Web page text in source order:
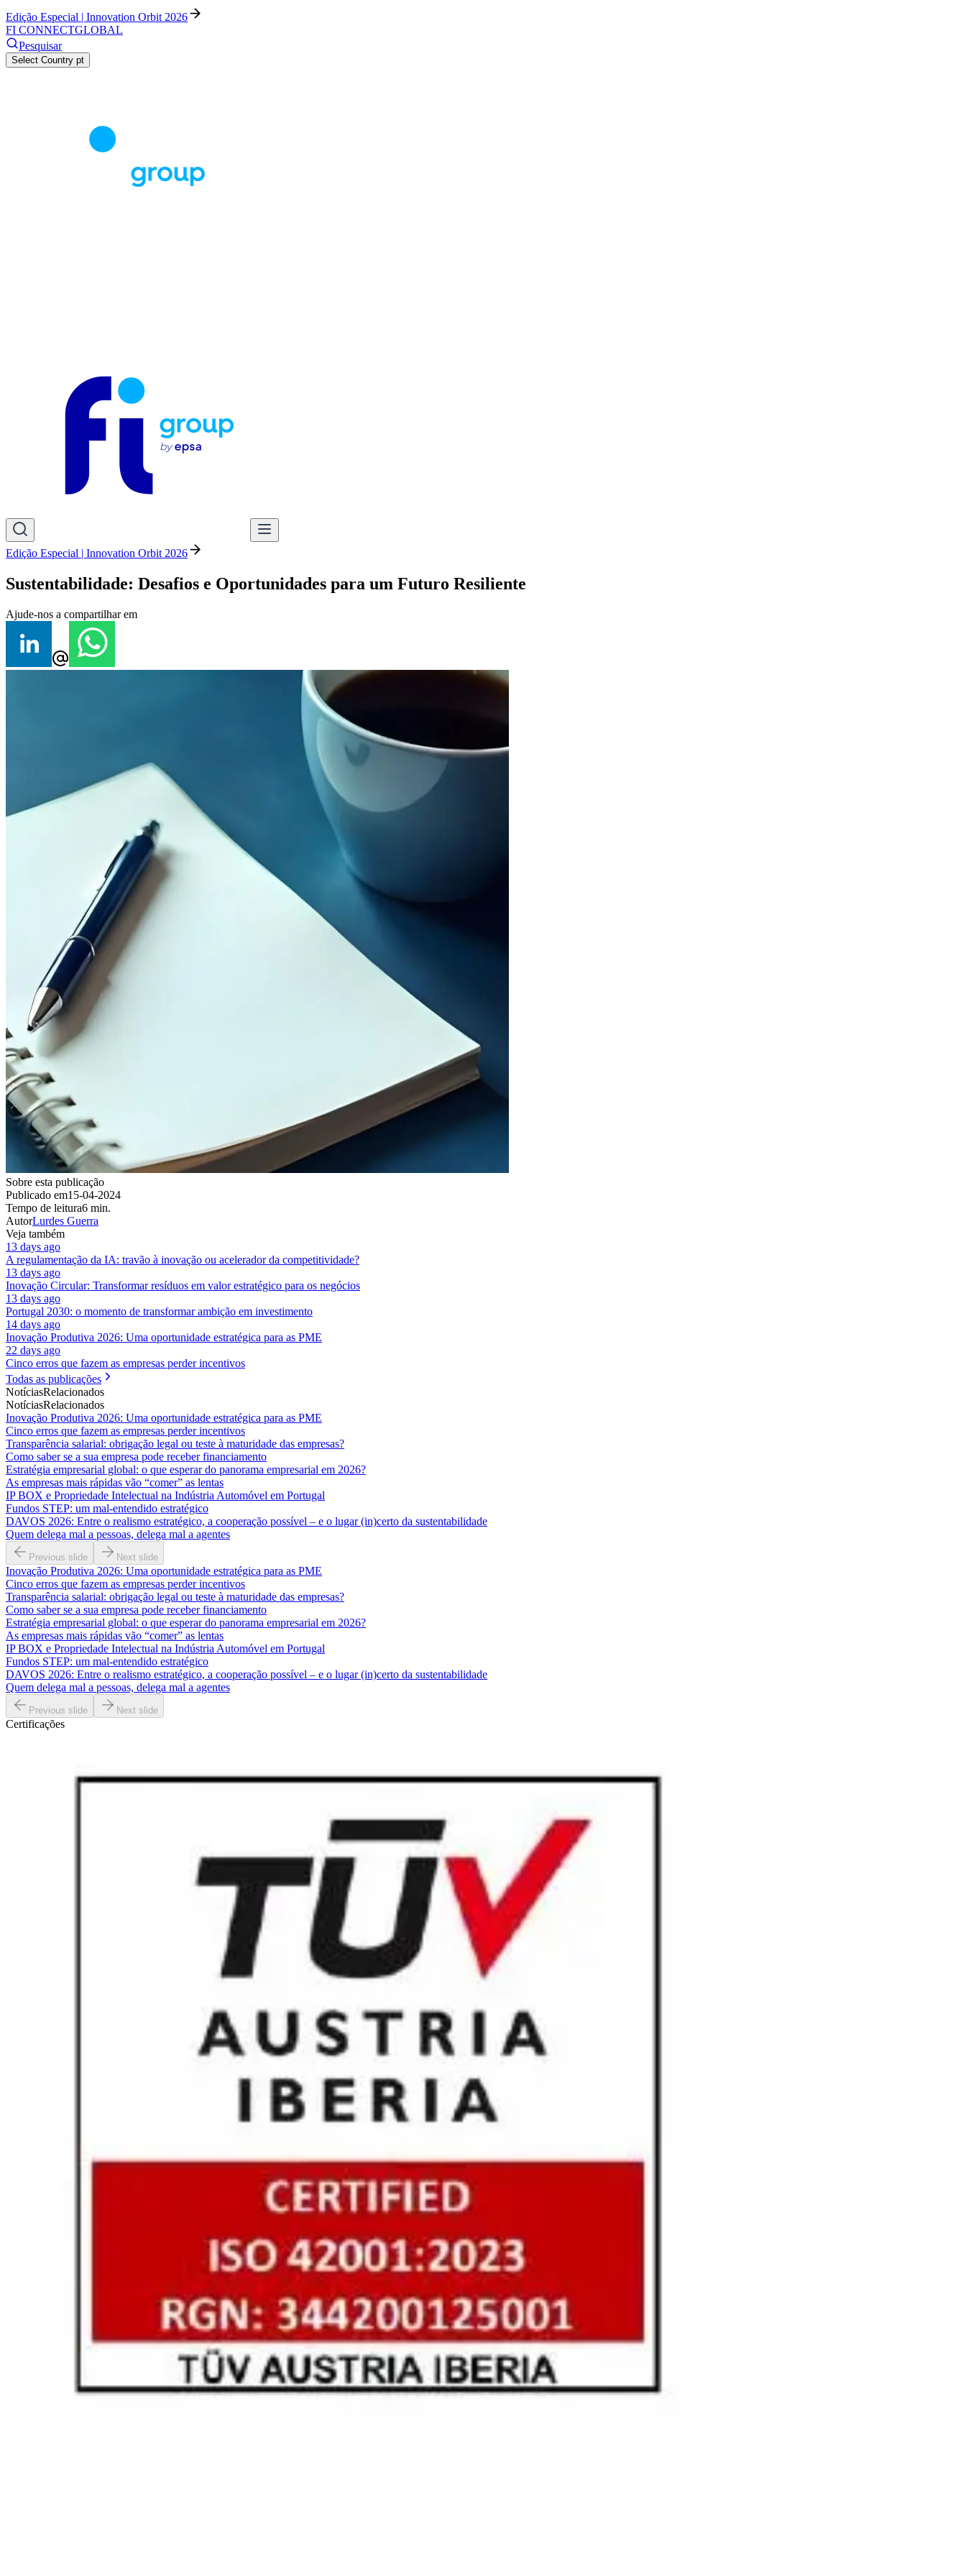
Edição Especial | Innovation Orbit 2026
FI CONNECTGLOBAL
Pesquisar
Select Country pt
Edição Especial | Innovation Orbit 2026
Sustentabilidade: Desafios e Oportunidades para um Futuro Resiliente
Ajude-nos a compartilhar em
Sobre esta publicação
Publicado em15-04-2024
Tempo de leitura6 min.
AutorLurdes Guerra
Veja também
13 days ago
A regulamentação da IA: travão à inovação ou acelerador da competitividade?
13 days ago
Inovação Circular: Transformar resíduos em valor estratégico para os negócios
13 days ago
Portugal 2030: o momento de transformar ambição em investimento
14 days ago
Inovação Produtiva 2026: Uma oportunidade estratégica para as PME
22 days ago
Cinco erros que fazem as empresas perder incentivos
Todas as publicações
NotíciasRelacionados
NotíciasRelacionados
Inovação Produtiva 2026: Uma oportunidade estratégica para as PME
Cinco erros que fazem as empresas perder incentivos
Transparência salarial: obrigação legal ou teste à maturidade das empresas?
Como saber se a sua empresa pode receber financiamento
Estratégia empresarial global: o que esperar do panorama empresarial em 2026?
As empresas mais rápidas vão “comer” as lentas
IP BOX e Propriedade Intelectual na Indústria Automóvel em Portugal
Fundos STEP: um mal-entendido estratégico
DAVOS 2026: Entre o realismo estratégico, a cooperação possível – e o lugar (in)certo da sustentabilidade
Quem delega mal a pessoas, delega mal a agentes
Previous slide Next slide
Inovação Produtiva 2026: Uma oportunidade estratégica para as PME
Cinco erros que fazem as empresas perder incentivos
Transparência salarial: obrigação legal ou teste à maturidade das empresas?
Como saber se a sua empresa pode receber financiamento
Estratégia empresarial global: o que esperar do panorama empresarial em 2026?
As empresas mais rápidas vão “comer” as lentas
IP BOX e Propriedade Intelectual na Indústria Automóvel em Portugal
Fundos STEP: um mal-entendido estratégico
DAVOS 2026: Entre o realismo estratégico, a cooperação possível – e o lugar (in)certo da sustentabilidade
Quem delega mal a pessoas, delega mal a agentes
Previous slide Next slide
Certificações